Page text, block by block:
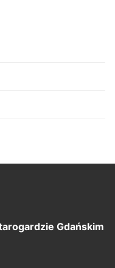
Gdańskim